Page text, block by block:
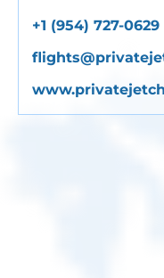
+1 (954) 727-0629